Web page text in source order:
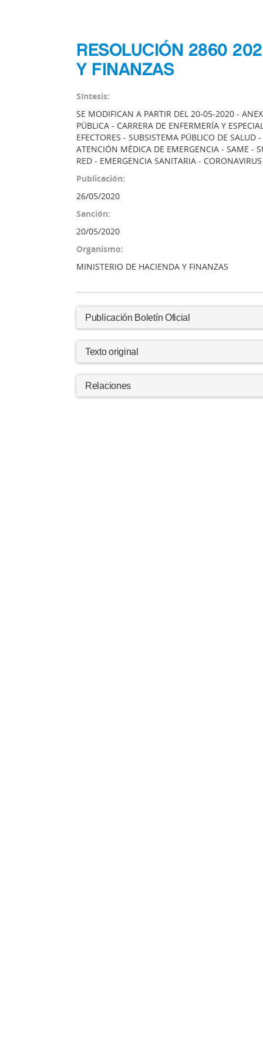
RESOLUCIÓN 2860
Y FINANZAS
Síntesis:
SE MODIFICAN A PARTIR DEL 20-05-2020 -
PÚBLICA - CARRERA DE ENFERMERÍA Y
EFECTORES - SUBSISTEMA PÚBLICO DE
ATENCIÓN MÉDICA DE EMERGENCIA - SAME -
RED - EMERGENCIA SANITARIA -
Publicación:
26/05/2020
Sanción:
20/05/2020
Organismo:
MINISTERIO DE HACIENDA Y FINANZAS
Publicación Boletín Oficial
Texto original
Relaciones